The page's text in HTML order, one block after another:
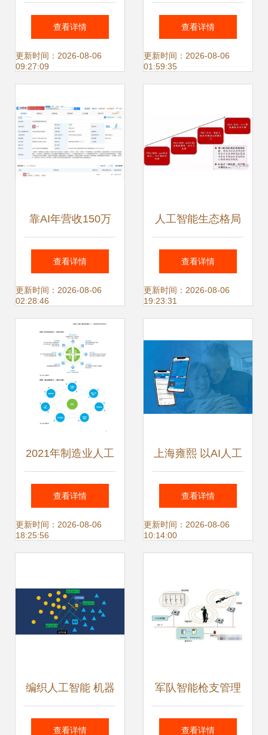
个人的生活——快
商通创始人肖龙源
件开发之路
查看详情
更新时间：2026-08-06
09:27:09
字预测工具如何重
塑输入体验？
查看详情
更新时间：2026-08-06
01:59:35
靠AI年营收150万
的一人公司 人工智
能应用软件开发揭
秘
查看详情
更新时间：2026-08-06
02:28:46
人工智能生态格局
与发展前景分析
——以应用软件开
查看详情
更新时间：2026-08-06
19:23:31
2021年制造业人工
智能创新应用发展
报告 从技术突破到
查看详情
更新时间：2026-08-06
18:25:56
上海雍熙 以AI人工
智能驱动网站建设
与软件开发，引领
查看详情
更新时间：2026-08-06
10:14:00
编织人工智能 机器
学习发展历史与关
查看详情
军队智能枪支管理
系统 北京软件开发
查看详情